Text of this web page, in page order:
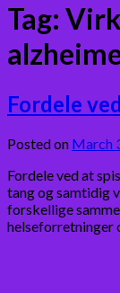
Tag:
Fordele
Posted on March
Fordele ved at
tang og samtidig
forskellige
helseforretninger